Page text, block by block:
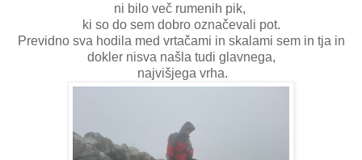
ni bilo več rumenih pik,
ki so do sem dobro označevali pot.
Previdno sva hodila med vrtačami in skalami sem in tja in
dokler nisva našla tudi glavnega,
najvišjega vrha.